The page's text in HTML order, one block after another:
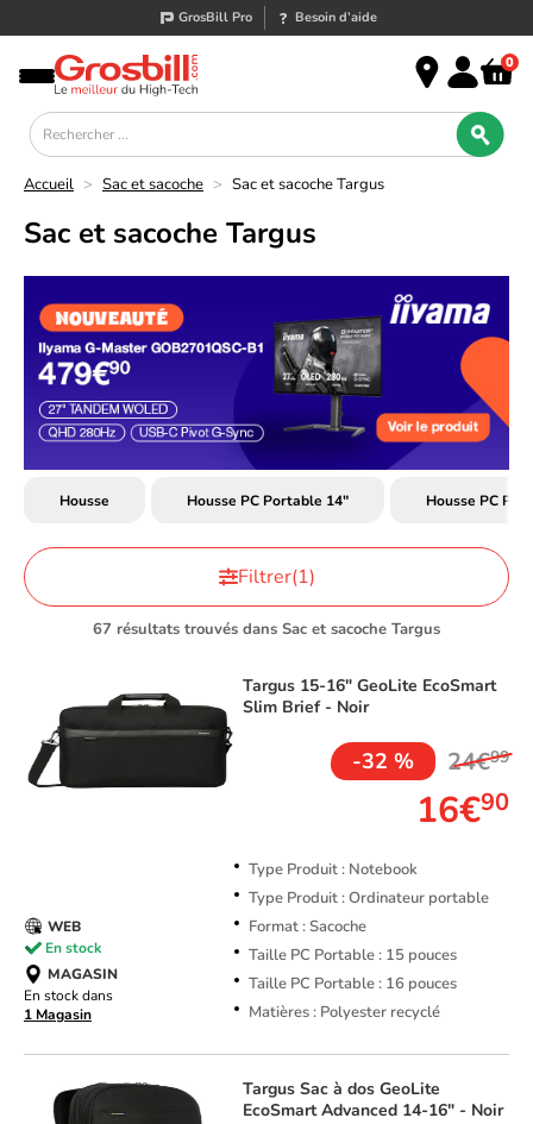
GrosBill Pro Besoin d’aide
0
Accueil > Sac et sacoche > Sac et sacoche Targus
Sac et sacoche Targus
Housse Housse PC Portable 14" Housse PC
67 résultats trouvés dans Sac et sacoche Targus
Filtrer(1)
Targus 15-16" GeoLite EcoSmart
Slim Brief - Noir
-32 % 24€99
16€90
Type Produit : Notebook
Type Produit : Ordinateur portable
Format : Sacoche
Taille PC Portable : 15 pouces
Taille PC Portable : 16 pouces
Matières : Polyester recyclé
WEB
En stock
MAGASIN
En stock dans
1 Magasin
Targus Sac à dos GeoLite
EcoSmart Advanced 14-16" - Noir